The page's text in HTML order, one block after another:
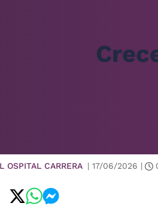
OSPITAL CARRERA | 17/06/2026 |